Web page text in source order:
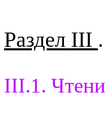
Раздел III .
III.1.